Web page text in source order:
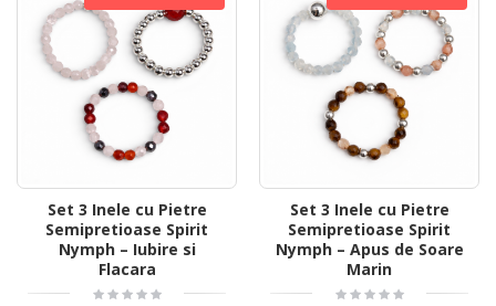
Set 3 Inele cu Pietre
Semipretioase Spirit
Nymph – Iubire si
Flacara
Set 3 Inele cu Pietre
Semipretioase Spirit
Nymph – Apus de Soare
Marin